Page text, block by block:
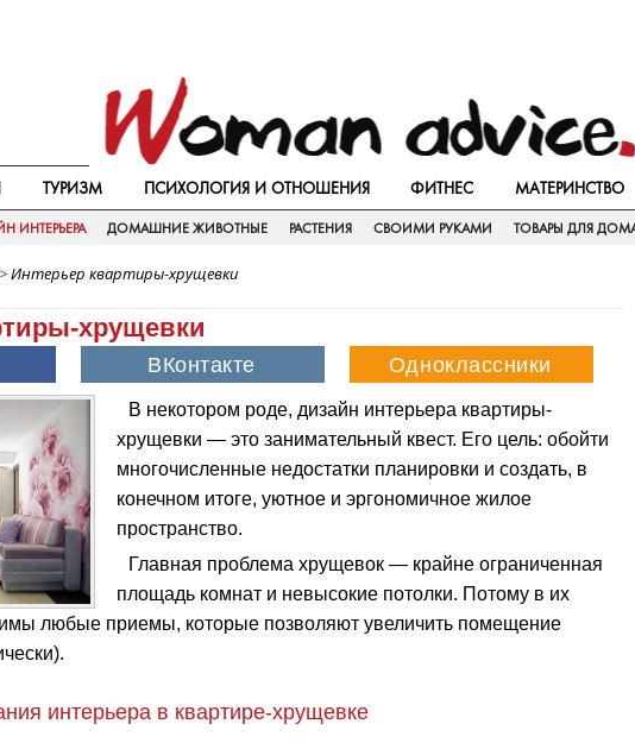
ТУРИЗМ ПСИХОЛОГИЯ И ОТНОШЕНИЯ ФИТНЕС МАТЕРИНСТВО
ИНТЕРЬЕРА ДОМАШНИЕ ЖИВОТНЫЕ РАСТЕНИЯ СВОИМИ РУКАМИ ТОВАРЫ ДЛЯ
>Интерьер квартиры-хрущевки
хрущевки
В некотором роде, дизайн интерьера квартиры-
хрущевки — это занимательный квест. Его цель: обойти
многочисленные недостатки планировки и создать, в
конечном итоге, уютное и эргономичное жилое
пространство.
Главная проблема хрущевок — крайне ограниченная
площадь комнат и невысокие потолки. Потому в их
любые приемы, которые позволяют увеличить помещение
интерьера в квартире-хрущевке